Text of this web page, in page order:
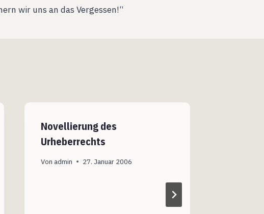
wir uns an das Vergessen!“
Novellierung des
Urheberrechts
Von admin 27. Januar 2006